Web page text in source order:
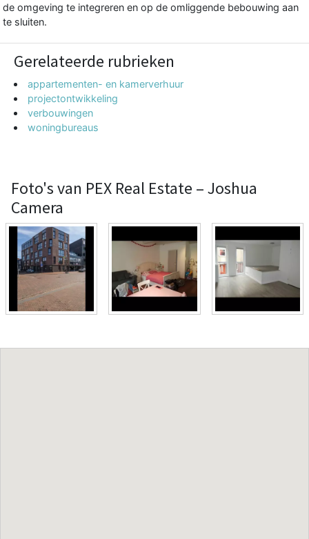
de omgeving te integreren en op de omliggende bebouwing aan
te sluiten.
Gerelateerde rubrieken
appartementen- en kamerverhuur
projectontwikkeling
verbouwingen
woningbureaus
Foto's van PEX Real Estate – Joshua
Camera